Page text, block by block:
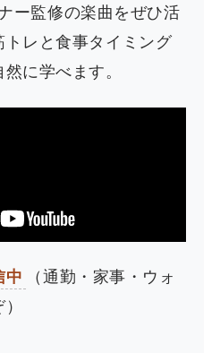
ー監修の楽曲をぜひ活
トレと食事タイミング
に学べます。
中
（通勤・家事・ウォ